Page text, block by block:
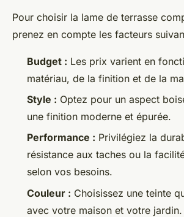
Pour choisir la lame de terrasse
prenez en compte les facteurs
Budget : Les prix varient en
matériau, de la finition et de la
Style : Optez pour un aspect
une finition moderne et épurée.
Performance : Privilégiez la
résistance aux taches ou la
selon vos besoins.
Couleur : Choisissez une teinte
avec votre maison et votre jardin.